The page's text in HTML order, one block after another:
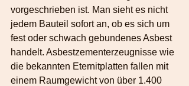
vorgeschrieben ist. Man sieht es nicht
jedem Bauteil sofort an, ob es sich um
fest oder schwach gebundenes Asbest
handelt. Asbestzementerzeugnisse wie
die bekannten Eternitplatten fallen mit
einem Raumgewicht von über 1.400